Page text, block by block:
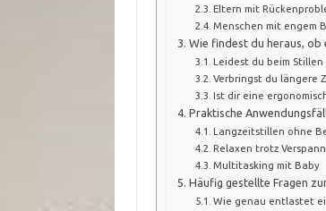
Eltern mit
Menschen mit engem
Wie findest du heraus, ob
Leidest du beim
Verbringst du längere
Ist dir eine
Praktische
Langzeitstillen ohne
Relaxen trotz
Multitasking mit Baby
Häufig gestellte Fragen
Wie genau entlastet